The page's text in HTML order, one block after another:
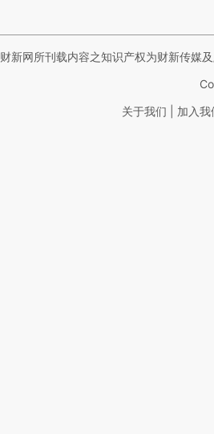
财新网所刊载内容之知识产权为财新传媒
关于我们 加入我